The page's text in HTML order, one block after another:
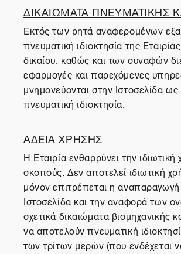
ΔΙΚΑΙΩΜΑΤΑ ΠΝΕΥΜΑΤΙΚΗΣ
Εκτός των ρητά αναφερομένων
πνευματική ιδιοκτησία της
δικαίου, καθώς και των συναφών
εφαρμογές και παρεχόμενες
μνημονεύονται στην Ιστοσελίδα
πνευματική ιδιοκτησία.
ΑΔΕΙΑ ΧΡΗΣΗΣ
Η Εταιρία ενθαρρύνει την
σκοπούς. Δεν αποτελεί ιδιωτική
μόνον επιτρέπεται η
Ιστοσελίδα και την αναφορά των
σχετικά δικαιώματα βιομηχανικής
να αποτελούν πνευματική
των τρίτων μερών (που ενδέχεται